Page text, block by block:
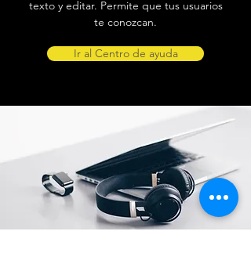
texto y editar. Permite que tus usuarios
te conozcan.
Ir al Centro de ayuda